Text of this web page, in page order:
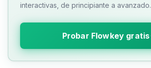
interactivas, de principiante a avanzado.
Probar Flowkey gratis